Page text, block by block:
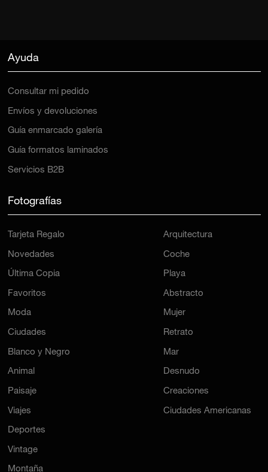
Ayuda
Consultar mi pedido
Envíos y devoluciones
Guía enmarcado galería
Guía formatos laminados
Servicios B2B
Fotografías
Tarjeta Regalo
Novedades
Última Copia
Favoritos
Moda
Ciudades
Blanco y Negro
Animal
Paisaje
Viajes
Deportes
Arquitectura
Coche
Playa
Abstracto
Mujer
Retrato
Mar
Desnudo
Creaciones
Ciudades Americanas
Vintage
Montaña